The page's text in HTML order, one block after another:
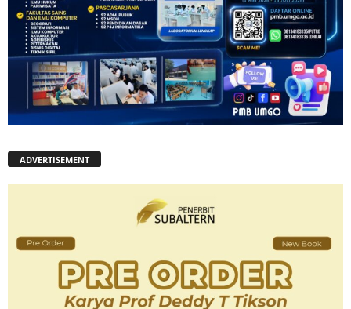
ADVERTISEMENT